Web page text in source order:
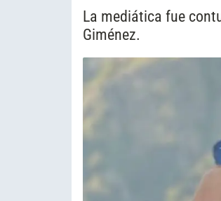
La mediática fue
Giménez.